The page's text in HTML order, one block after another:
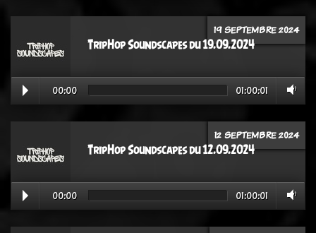
19 SEPTEMBRE 2024
TripHop Soundscapes du 19.09.2024
00:00 01:00:01
12 SEPTEMBRE 2024
TripHop Soundscapes du 12.09.2024
00:00 01:00:01